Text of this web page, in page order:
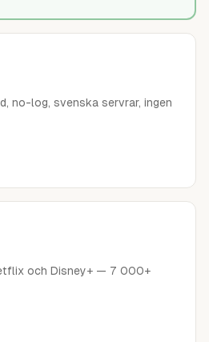
no-log, svenska servrar, ingen
och Disney+ — 7 000+